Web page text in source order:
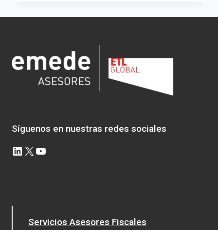
INFLUENCERS
Síguenos en nuestras redes sociales
LinkedIn
X YouTube
Servicios Asesores Fiscales